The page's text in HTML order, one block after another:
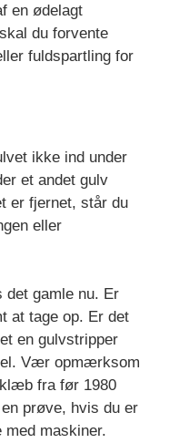
en ødelagt
du forvente
fuldspartling for
ikke ind under
et andet gulv
er fjernet, står du
eller
det gamle nu. Er
at tage op. Er det
en gulvstripper
Vær opmærksom
fra før 1980
prøve, hvis du er
maskiner.